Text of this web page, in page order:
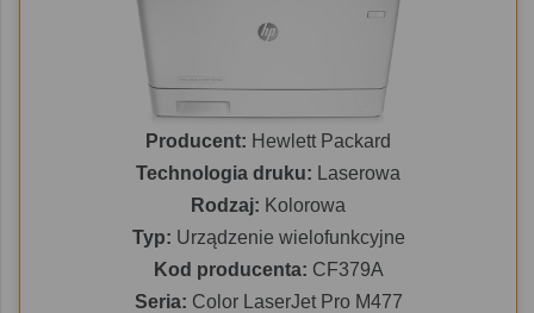
Producent: Hewlett Packard
Technologia druku: Laserowa
Rodzaj: Kolorowa
Typ: Urządzenie wielofunkcyjne
Kod producenta: CF379A
Seria: Color LaserJet Pro M477